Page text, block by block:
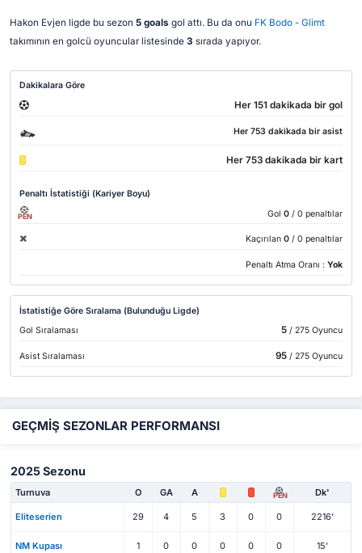
Hakon Evjen ligde bu sezon 5 goals gol attı. Bu da onu FK Bodo - Glimt
takımının en golcü oyuncular listesinde 3 sırada yapıyor.
Dakikalara Göre
Her 151 dakikada bir gol
Her 753 dakikada bir asist
Her 753 dakikada bir kart
Penaltı İstatistiği (Kariyer Boyu)
PEN Gol 0 / 0 penaltılar
Kaçırılan 0 / 0 penaltılar
Penaltı Atma Oranı : Yok
İstatistiğe Göre Sıralama (Bulunduğu Ligde)
Gol Sıralaması
5/ 275 Oyuncu
Asist Sıralaması 95/ 275 Oyuncu
GEÇMİŞ SEZONLAR PERFORMANSI
2025 Sezonu
Turnuva O GA A PEN Dk'
Eliteserien 29 4 5 3 0 0 2216'
NM Kupası 1 0 0 0 0 0 15'